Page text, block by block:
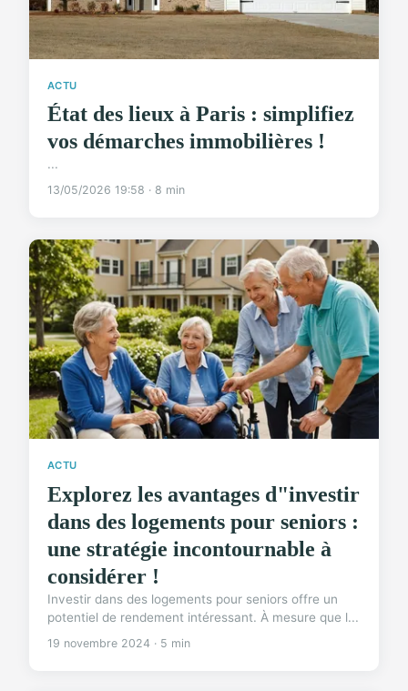
ACTU
État des lieux à Paris : simplifiez
vos démarches immobilières !
...
13/05/2026 19:58 · 8 min
ACTU
Explorez les avantages d"investir
dans des logements pour seniors :
une stratégie incontournable à
considérer !
Investir dans des logements pour seniors offre un
potentiel de rendement intéressant. À mesure que l...
19 novembre 2024 · 5 min